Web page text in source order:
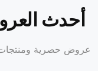
أحدث
عروض حصرية